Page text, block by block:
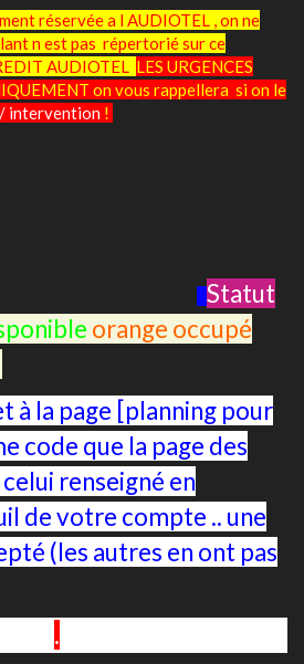
réservée a l AUDIOTEL , on ne
n est pas répertorié sur ce
AUDIOTEL LES URGENCES
on vous rappellera si on le
intervention !
Statut
orange occupé
à la page [planning pour
code que la page des
renseigné en
de votre compte .. une
(les autres en ont pas
.